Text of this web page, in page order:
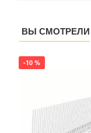
ВЫ СМОТРЕЛИ
-10 %